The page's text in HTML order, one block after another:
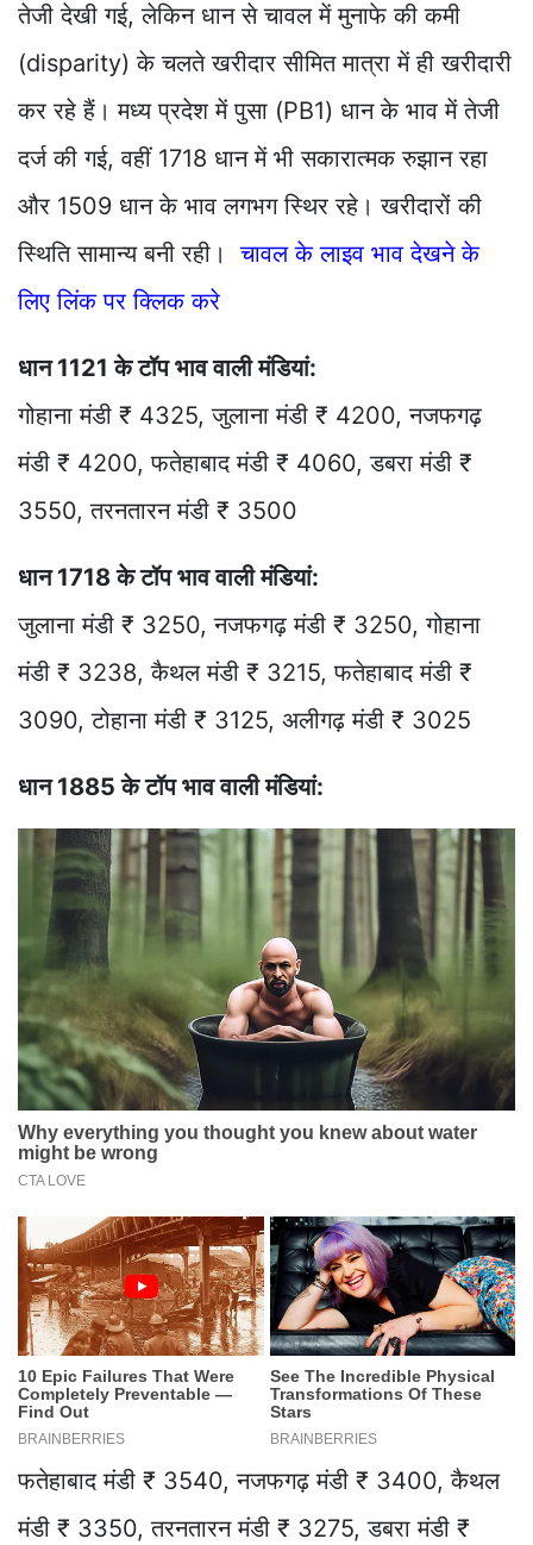
तेजी देखी गई, लेकिन धान से चावल में मुनाफे की कमी
(disparity) के चलते खरीदार सीमित मात्रा में ही खरीदारी
कर रहे हैं। मध्य प्रदेश में पुसा (PB1) धान के भाव में तेजी
दर्ज की गई, वहीं 1718 धान में भी सकारात्मक रुझान रहा
और 1509 धान के भाव लगभग स्थिर रहे। खरीदारों की
स्थिति सामान्य बनी रही।चावल के लाइव भाव देखने के
लिए लिंक पर क्लिक करे
धान 1121 के टॉप भाव वाली मंडियां:
गोहाना मंडी ₹ 4325, जुलाना मंडी ₹ 4200, नजफगढ़
मंडी ₹ 4200, फतेहाबाद मंडी ₹ 4060, डबरा मंडी ₹
3550, तरनतारन मंडी ₹ 3500
धान 1718 के टॉप भाव वाली मंडियां:
जुलाना मंडी ₹ 3250, नजफगढ़ मंडी ₹ 3250, गोहाना
मंडी ₹ 3238, कैथल मंडी ₹ 3215, फतेहाबाद मंडी ₹
3090, टोहाना मंडी ₹ 3125, अलीगढ़ मंडी ₹ 3025
धान 1885 के टॉप भाव वाली मंडियां:
फतेहाबाद मंडी ₹ 3540, नजफगढ़ मंडी ₹ 3400, कैथल
मंडी ₹ 3350, तरनतारन मंडी ₹ 3275, डबरा मंडी ₹